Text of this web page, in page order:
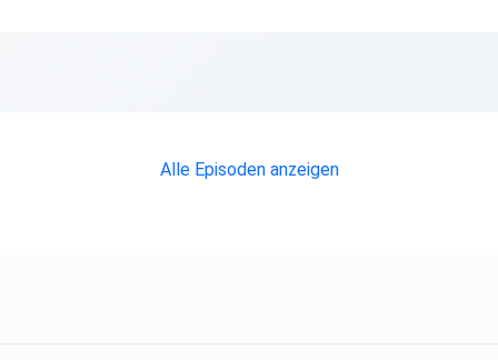
Alle Episoden anzeigen